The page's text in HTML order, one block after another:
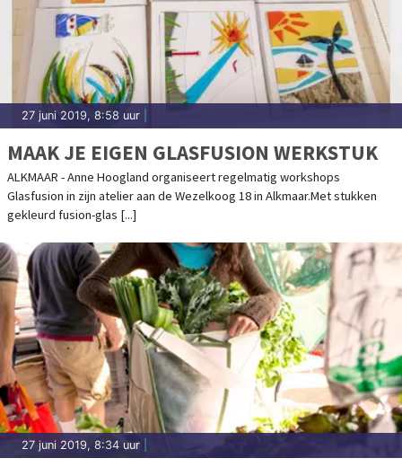
27 juni 2019, 8:58 uur
MAAK JE EIGEN GLASFUSION WERKSTUK
ALKMAAR - Anne Hoogland organiseert regelmatig workshops
Glasfusion in zijn atelier aan de Wezelkoog 18 in Alkmaar.Met stukken
gekleurd fusion-glas [...]
27 juni 2019, 8:34 uur